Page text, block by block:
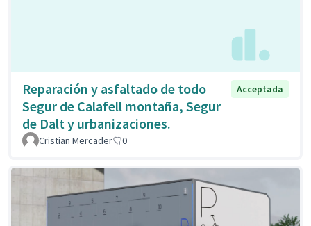
Reparación y asfaltado de todo
Segur de Calafell montaña, Segur
de Dalt y urbanizaciones.
Acceptada
Cristian Mercader 0